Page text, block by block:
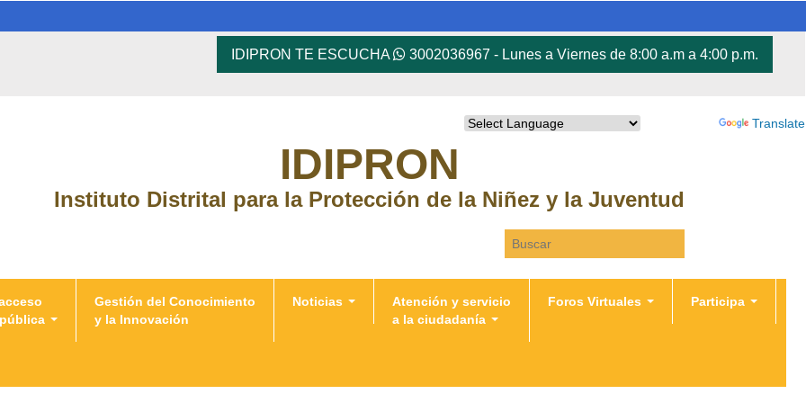
IDIPRON TE ESCUCHA 3002036967 - Lunes a Viernes de 8:00 a.m a 4:00 p.m.
Translate
Search this site
IDIPRON
Instituto Distrital para la Protección de la Niñez y la Juventud
Gestión del Conocimiento
y la Innovación
Noticias
Atención y servicio
a la ciudadanía
Foros Virtuales Participa